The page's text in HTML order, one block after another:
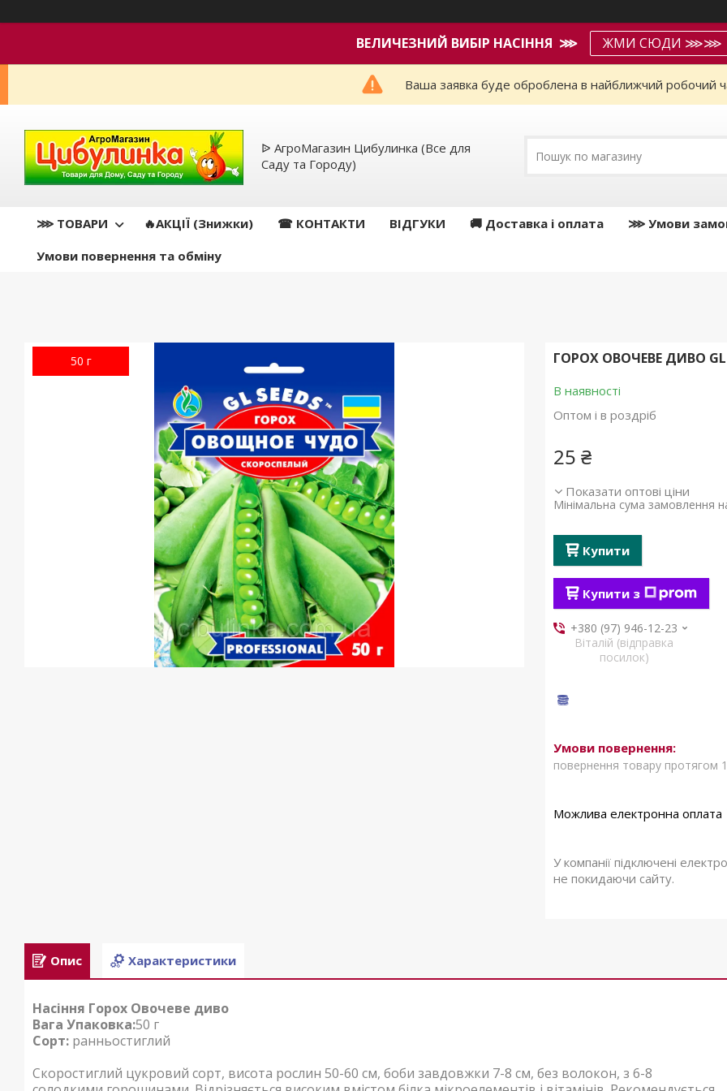
ВЕЛИЧЕЗНИЙ ВИБІР НАСІННЯ ⋙ ЖМИ СЮДИ ⋙⋙
Ваша заявка буде оброблена в найближчий робочий
ᐉ АгроМагазин Цибулинка (Все для
Саду та Городу)
⋙ ТОВАРИ 🔥АКЦІЇ (Знижки) ☎ КОНТАКТИ ВІДГУКИ 🚚 Доставка і оплата ⋙ Умови
Умови повернення та обміну
50 г ГОРОХ ОВОЧЕВЕ ДИВО GL
В наявності
Оптом і в роздріб
25 ₴
Показати оптові ціни
Мінімальна сума замовлення
Купити
Купити з
+380 (97) 946-12-23
Віталій (відправка
посилок)
повернення товару протягом
У компанії підключені
не покидаючи сайту.
Опис Характеристики
Насіння Горох Овочеве диво
Вага Упаковка:50 г
Сорт: ранньостиглий
Скоростиглий цукровий сорт, висота рослин 50-60 см, боби завдовжки 7-8 см, без волокон, з 6-8